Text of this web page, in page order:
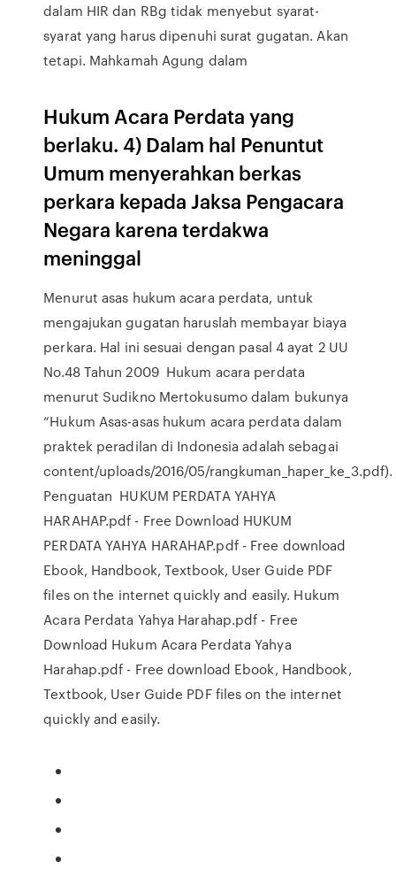
dalam HIR dan RBg tidak menyebut syarat-
syarat yang harus dipenuhi surat gugatan. Akan
tetapi. Mahkamah Agung dalam
Hukum Acara Perdata yang
berlaku. 4) Dalam hal Penuntut
Umum menyerahkan berkas
perkara kepada Jaksa Pengacara
Negara karena terdakwa
meninggal
Menurut asas hukum acara perdata, untuk
mengajukan gugatan haruslah membayar biaya
perkara. Hal ini sesuai dengan pasal 4 ayat 2 UU
No.48 Tahun 2009 Hukum acara perdata
menurut Sudikno Mertokusumo dalam bukunya
“Hukum Asas-asas hukum acara perdata dalam
praktek peradilan di Indonesia adalah sebagai
content/uploads/2016/05/rangkuman_haper_ke_3.pdf).
Penguatan HUKUM PERDATA YAHYA
HARAHAP.pdf - Free Download HUKUM
PERDATA YAHYA HARAHAP.pdf - Free download
Ebook, Handbook, Textbook, User Guide PDF
files on the internet quickly and easily. Hukum
Acara Perdata Yahya Harahap.pdf - Free
Download Hukum Acara Perdata Yahya
Harahap.pdf - Free download Ebook, Handbook,
Textbook, User Guide PDF files on the internet
quickly and easily.